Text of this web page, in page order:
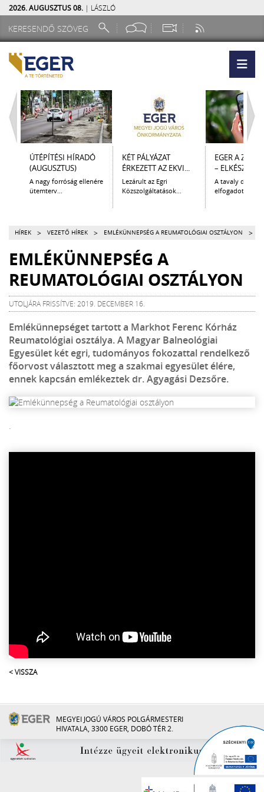
2026. AUGUSZTUS 08. | LÁSZLÓ
ÚTÉPÍTÉSI HÍRADÓ
(AUGUSZTUS)
A nagy forróság ellenére
ütemterv...
KÉT PÁLYÁZAT
ÉRKEZETT AZ EKVI...
Lezárult az Egri
Közszolgáltatások...
EGER A
– ELKÉSZÜLT
A tavaly
elfogadott
HÍREK > VEZETŐ HÍREK > EMLÉKÜNNEPSÉG A REUMATOLÓGIAI OSZTÁLYON >
EMLÉKÜNNEPSÉG A
REUMATOLÓGIAI OSZTÁLYON
UTOLJÁRA FRISSÍTVE: 2019. DECEMBER 16.
Emlékünnepséget tartott a Markhot Ferenc Kórház
Reumatológiai osztálya. A Magyar Balneológiai
Egyesület két egri, tudományos fokozattal rendelkező
főorvost választott meg a szakmai egyesület élére,
ennek kapcsán emlékeztek dr. Agyagási Dezsőre.
.
< VISSZA
MEGYEI JOGÚ VÁROS POLGÁRMESTERI
HIVATALA, 3300 EGER, DOBÓ TÉR 2.